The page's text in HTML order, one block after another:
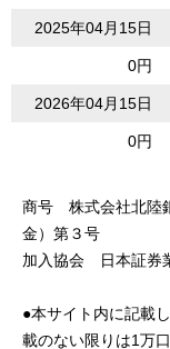
2025年04月15日
0円
2026年04月15日
0円
商号 株式会社北陸
金）第３号
加入協会 日本証券
●本サイト内に記載
載のない限りは1万